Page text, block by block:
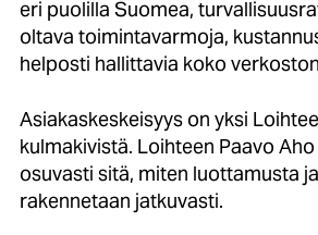
eri puolilla Suomea,
oltava toimintavarmoja,
helposti hallittavia koko
Asiakaskeskeisyys on yksi
kulmakivistä. Loihteen Paavo
osuvasti sitä, miten luottamusta
rakennetaan jatkuvasti.